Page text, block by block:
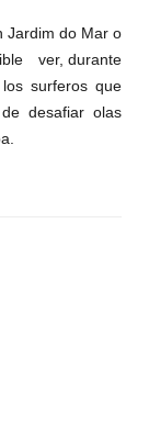
Jardim do Mar o
ver, durante
surferos que
desafiar olas